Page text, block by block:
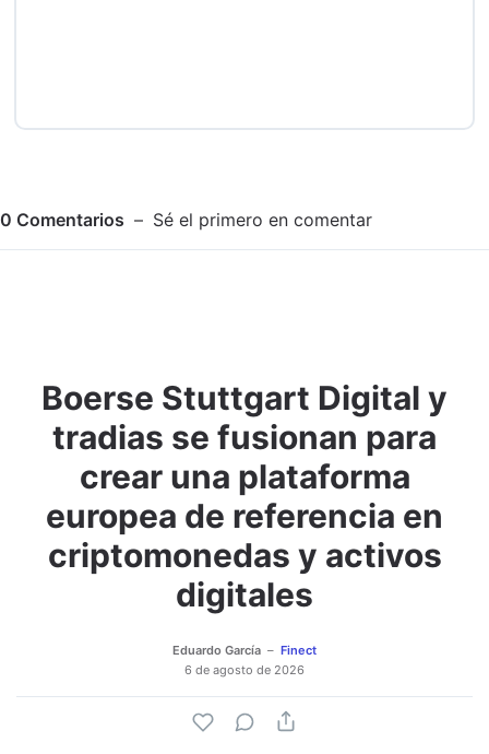
0 Comentarios Sé el primero en comentar
Adjuntar imagen Comentar
Boerse Stuttgart Digital y
tradias se fusionan para
crear una plataforma
europea de referencia en
criptomonedas y activos
digitales
Eduardo García
Finect
6 de agosto de 2026